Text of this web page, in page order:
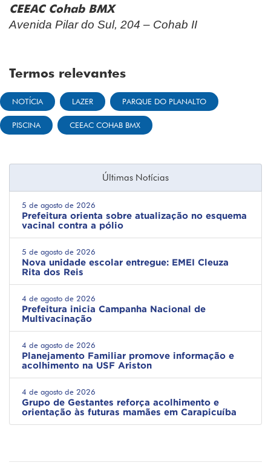
CEEAC Cohab BMX
Avenida Pilar do Sul, 204 – Cohab II
Termos relevantes
NOTÍCIA LAZER PARQUE DO PLANALTO
PISCINA CEEAC COHAB BMX
Últimas Notícias
5 de agosto de 2026
Prefeitura orienta sobre atualização no esquema
vacinal contra a pólio
5 de agosto de 2026
Nova unidade escolar entregue: EMEI Cleuza
Rita dos Reis
4 de agosto de 2026
Prefeitura inicia Campanha Nacional de
Multivacinação
4 de agosto de 2026
Planejamento Familiar promove informação e
acolhimento na USF Ariston
4 de agosto de 2026
Grupo de Gestantes reforça acolhimento e
orientação às futuras mamães em Carapicuíba